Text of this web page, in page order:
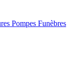
Pompes Funèbres